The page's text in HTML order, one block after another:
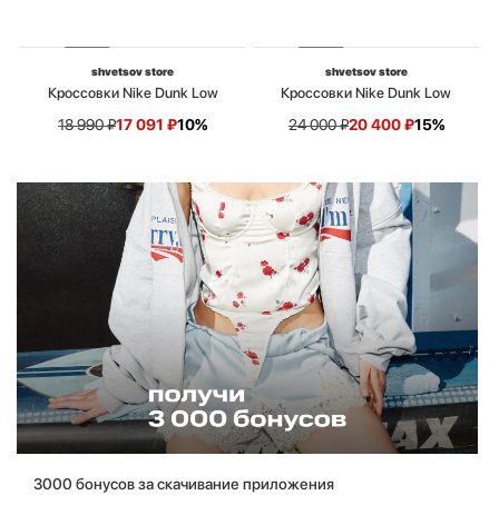
shvetsov store
Кроссовки Nike Dunk Low
18 990₽17 091 ₽10%
shvetsov store
Кроссовки Nike Dunk Low
24 000₽20 400₽15%
3000 бонусов за скачивание приложения